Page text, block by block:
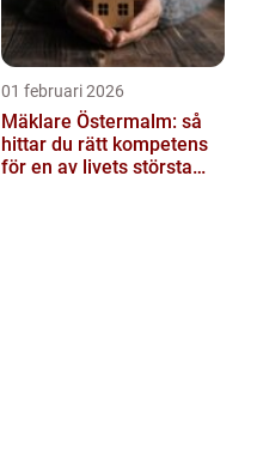
01 februari 2026
Mäklare Östermalm: så
hittar du rätt kompetens
för en av livets största